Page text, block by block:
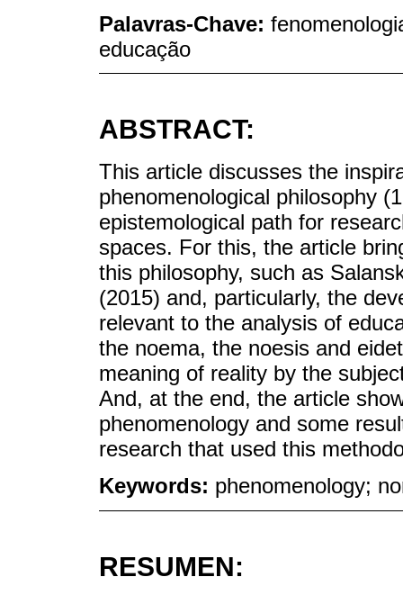
Palavras-Chave:
educação
ABSTRACT:
This article discusses the
phenomenological philosophy
epistemological path for
spaces. For this, the article
this philosophy, such as
(2015) and, particularly, the
relevant to the analysis of
the noema, the noesis and
meaning of reality by the
And, at the end, the article
phenomenology and some
research that used this
Keywords: phenomenology;
RESUMEN: